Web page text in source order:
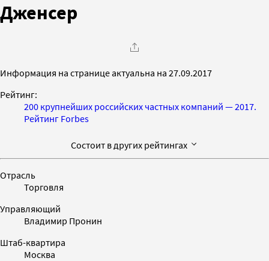
Дженсер
Информация на странице актуальна на 27.09.2017
Рейтинг:
200 крупнейших российских частных компаний — 2017.
Рейтинг Forbes
Состоит в других рейтингах
Отрасль
Торговля
Управляющий
Владимир Пронин
Штаб-квартира
Москва